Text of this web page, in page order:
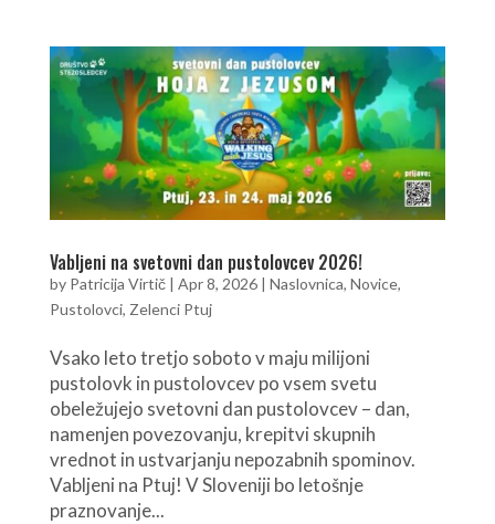
Vabljeni na svetovni dan pustolovcev 2026!
by Patricija Virtič| Apr 8, 2026| Naslovnica, Novice,
Pustolovci, Zelenci Ptuj
Vsako leto tretjo soboto v maju milijoni
pustolovk in pustolovcev po vsem svetu
obeležujejo svetovni dan pustolovcev – dan,
namenjen povezovanju, krepitvi skupnih
vrednot in ustvarjanju nepozabnih spominov.
Vabljeni na Ptuj! V Sloveniji bo letošnje
praznovanje...